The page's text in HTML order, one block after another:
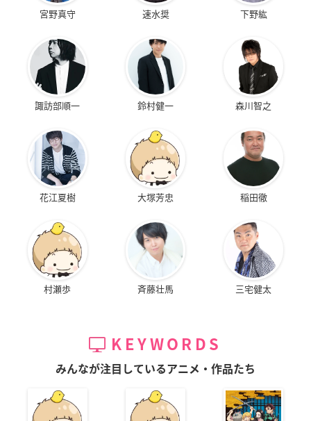
宮野真守 速水奨 下野紘
諏訪部順一 鈴村健一 森川智之
花江夏樹 大塚芳忠 稲田徹
村瀬歩 斉藤壮馬 三宅健太
KEYWORDS
みんなが注目しているアニメ・作品たち